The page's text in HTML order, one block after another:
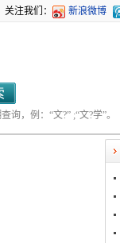
关注我们： 新浪微博
询，例：“文?” ;“文?学”。